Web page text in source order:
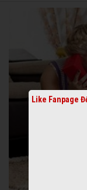
Like Fanpage